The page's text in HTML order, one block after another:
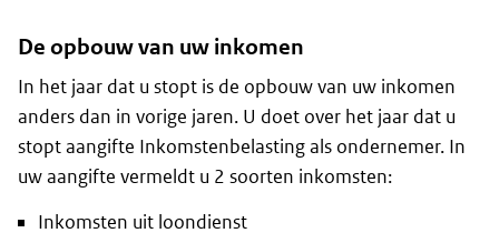
De opbouw van uw inkomen
In het jaar dat u stopt is de opbouw van uw inkomen
anders dan in vorige jaren. U doet over het jaar dat u
stopt aangifte Inkomstenbelasting als ondernemer. In
uw aangifte vermeldt u 2 soorten inkomsten:
Inkomsten uit loondienst